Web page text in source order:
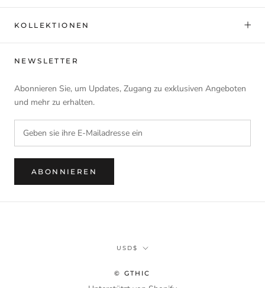
KOLLEKTIONEN
NEWSLETTER
Abonnieren Sie, um Updates, Zugang zu exklusiven Angeboten
und mehr zu erhalten.
ABONNIEREN
Währung
USD$
© GTHIC